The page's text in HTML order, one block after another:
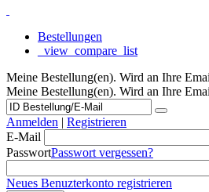
Bestellungen
_view_compare_list
Meine Bestellung(en). Wird an Ihre
Meine Bestellung(en). Wird an Ihre
Anmelden | Registrieren
E-Mail
PasswortPasswort vergessen?
Neues Benuzterkonto registrieren